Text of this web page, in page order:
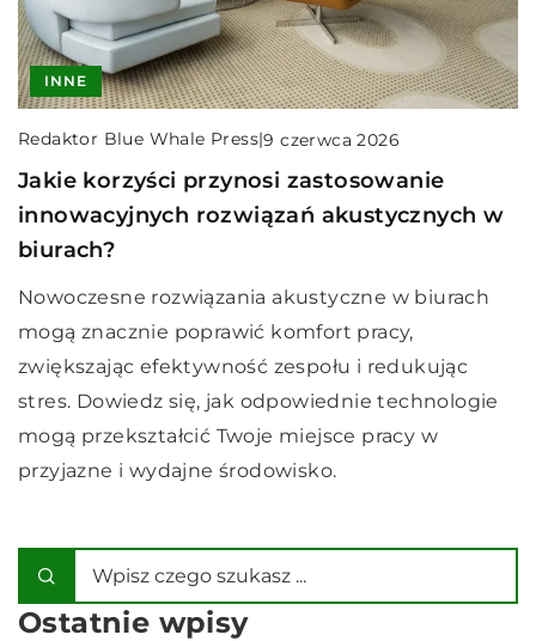
INNE
Redaktor Blue Whale Press|9 czerwca 2026
Jakie korzyści przynosi zastosowanie
innowacyjnych rozwiązań akustycznych w
biurach?
Nowoczesne rozwiązania akustyczne w biurach
mogą znacznie poprawić komfort pracy,
zwiększając efektywność zespołu i redukując
stres. Dowiedz się, jak odpowiednie technologie
mogą przekształcić Twoje miejsce pracy w
przyjazne i wydajne środowisko.
Ostatnie wpisy